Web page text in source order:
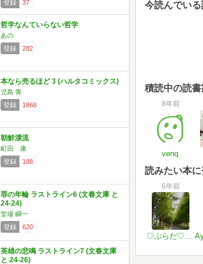
登録 37
哲学なんていらない哲学
あの
登録
282
本なら売るほど 3 (ハルタコミックス)
児島 青
登録
1868
朝鮮漂流
町田 康
登録
188
罪の年輪 ラストライン6 (文春文庫 と
24-24)
堂場 瞬一
登録
620
英雄の悲鳴 ラストライン7 (文春文庫
と 24-26)
今読んでい
積読中の読書
8年前
venq
読みたい本
6年前
♡ぷらだ♡お休み中😌🌃💤